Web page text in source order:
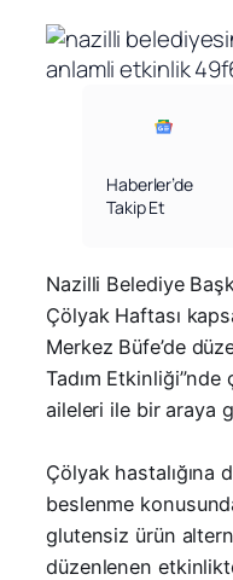
Haberler’de
Takip Et
Nazilli Belediye
Çölyak Haftası
Merkez Büfe’de
Tadım
aileleri ile bir araya
Çölyak hastalığına
beslenme
glutensiz ürün
düzenlenen